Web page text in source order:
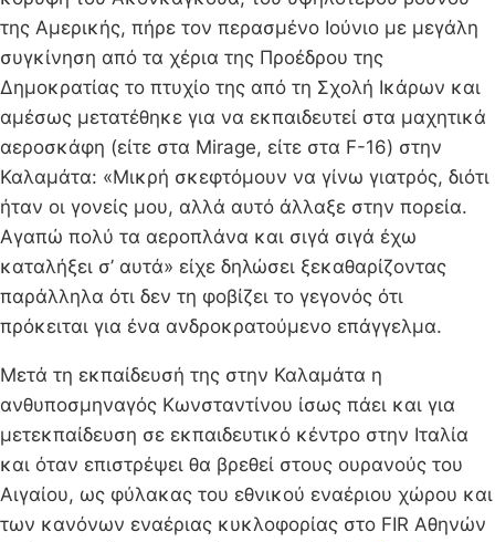
της Αμερικής, πήρε τον περασμένο Ιούνιο με μεγάλη
συγκίνηση από τα χέρια της Προέδρου της
Δημοκρατίας το πτυχίο της από τη Σχολή Ικάρων και
αμέσως μετατέθηκε για να εκπαιδευτεί στα μαχητικά
αεροσκάφη (είτε στα Mirage, είτε στα F-16) στην
Καλαμάτα: «Μικρή σκεφτόμουν να γίνω γιατρός, διότι
ήταν οι γονείς μου, αλλά αυτό άλλαξε στην πορεία.
Αγαπώ πολύ τα αεροπλάνα και σιγά σιγά έχω
καταλήξει σ’ αυτά» είχε δηλώσει ξεκαθαρίζοντας
παράλληλα ότι δεν τη φοβίζει το γεγονός ότι
πρόκειται για ένα ανδροκρατούμενο επάγγελμα.
Μετά τη εκπαίδευσή της στην Καλαμάτα η
ανθυποσμηναγός Κωνσταντίνου ίσως πάει και για
μετεκπαίδευση σε εκπαιδευτικό κέντρο στην Ιταλία
και όταν επιστρέψει θα βρεθεί στους ουρανούς του
Αιγαίου, ως φύλακας του εθνικού εναέριου χώρου και
των κανόνων εναέριας κυκλοφορίας στο FIR Αθηνών